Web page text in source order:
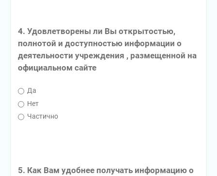
4. Удовлетворены ли Вы открытостью,
полнотой и доступностью информации о
деятельности учреждения , размещенной на
официальном сайте
Да
Нет
Частично
5. Как Вам удобнее получать информацию о